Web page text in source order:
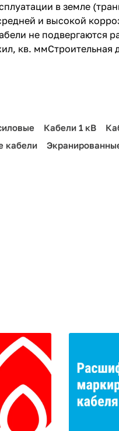
в земле
и высокой
не подвергаются
кв. ммСтроительная
Кабели 1 кВ
кабели